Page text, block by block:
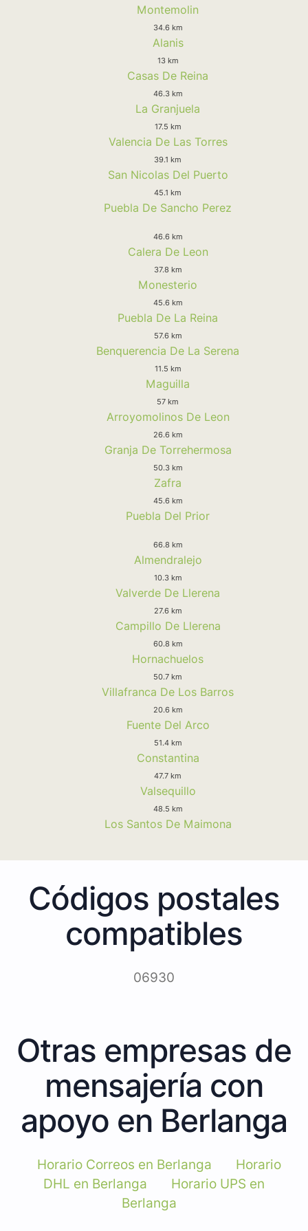
Montemolin
34.6 km
Alanis
13 km
Casas De Reina
46.3 km
La Granjuela
17.5 km
Valencia De Las Torres
39.1 km
San Nicolas Del Puerto
45.1 km
Puebla De Sancho Perez
46.6 km
Calera De Leon
37.8 km
Monesterio
45.6 km
Puebla De La Reina
57.6 km
Benquerencia De La Serena
11.5 km
Maguilla
57 km
Arroyomolinos De Leon
26.6 km
Granja De Torrehermosa
50.3 km
Zafra
45.6 km
Puebla Del Prior
66.8 km
Almendralejo
10.3 km
Valverde De Llerena
27.6 km
Campillo De Llerena
60.8 km
Hornachuelos
50.7 km
Villafranca De Los Barros
20.6 km
Fuente Del Arco
51.4 km
Constantina
47.7 km
Valsequillo
48.5 km
Los Santos De Maimona
Códigos postales
compatibles
06930
Otras empresas de
mensajería con
apoyo en Berlanga
Horario Correos en Berlanga
Horario
DHL en Berlanga
Horario UPS en
Berlanga